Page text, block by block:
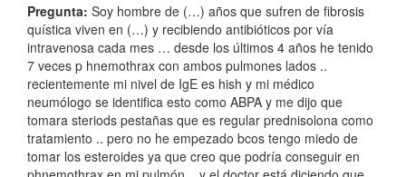
Pregunta: Soy hombre de (…) años que sufren de fibrosis
quística viven en (…) y recibiendo antibióticos por vía
intravenosa cada mes … desde los últimos 4 años he tenido
7 veces p hnemothrax con ambos pulmones lados ..
recientemente mi nivel de IgE es hish y mi médico
neumólogo se identifica esto como ABPA y me dijo que
tomara steriods pestañas que es regular prednisolona como
tratamiento .. pero no he empezado bcos tengo miedo de
tomar los esteroides ya que creo que podría conseguir en